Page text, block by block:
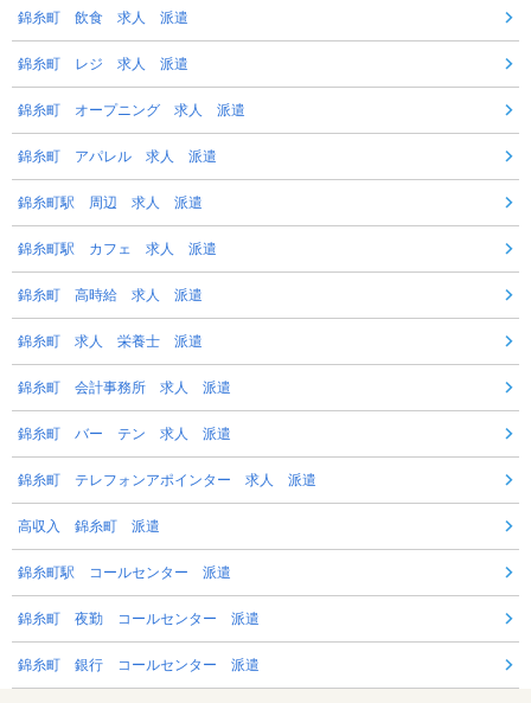
錦糸町 飲食 求人 派遣
錦糸町 レジ 求人 派遣
錦糸町 オープニング 求人 派遣
錦糸町 アパレル 求人 派遣
錦糸町駅 周辺 求人 派遣
錦糸町駅 カフェ 求人 派遣
錦糸町 高時給 求人 派遣
錦糸町 求人 栄養士 派遣
錦糸町 会計事務所 求人 派遣
錦糸町 バー テン 求人 派遣
錦糸町 テレフォンアポインター 求人 派遣
高収入 錦糸町 派遣
錦糸町駅 コールセンター 派遣
錦糸町 夜勤 コールセンター 派遣
錦糸町 銀行 コールセンター 派遣